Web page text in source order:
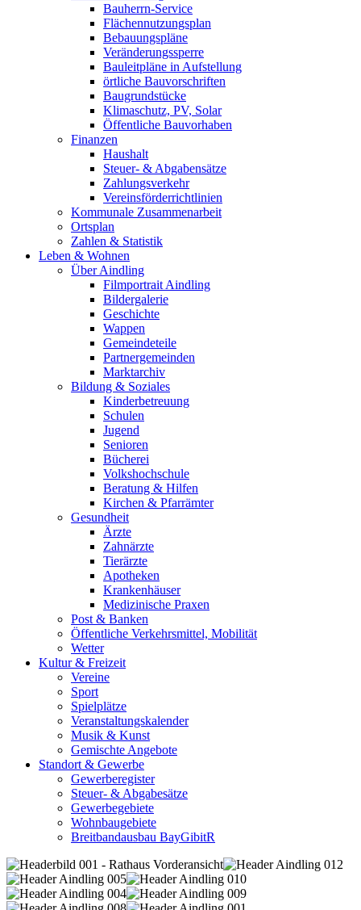
Bauherrn-Service
Flächennutzungsplan
Bebauungspläne
Veränderungssperre
Bauleitpläne in Aufstellung
örtliche Bauvorschriften
Baugrundstücke
Klimaschutz, PV, Solar
Öffentliche Bauvorhaben
Finanzen
Haushalt
Steuer- & Abgabensätze
Zahlungsverkehr
Vereinsförderrichtlinien
Kommunale Zusammenarbeit
Ortsplan
Zahlen & Statistik
Leben & Wohnen
Über Aindling
Filmportrait Aindling
Bildergalerie
Geschichte
Wappen
Gemeindeteile
Partnergemeinden
Marktarchiv
Bildung & Soziales
Kinderbetreuung
Schulen
Jugend
Senioren
Bücherei
Volkshochschule
Beratung & Hilfen
Kirchen & Pfarrämter
Gesundheit
Ärzte
Zahnärzte
Tierärzte
Apotheken
Krankenhäuser
Medizinische Praxen
Post & Banken
Öffentliche Verkehrsmittel, Mobilität
Wetter
Kultur & Freizeit
Vereine
Sport
Spielplätze
Veranstaltungskalender
Musik & Kunst
Gemischte Angebote
Standort & Gewerbe
Gewerberegister
Steuer- & Abgabesätze
Gewerbegebiete
Wohnbaugebiete
Breitbandausbau BayGibitR